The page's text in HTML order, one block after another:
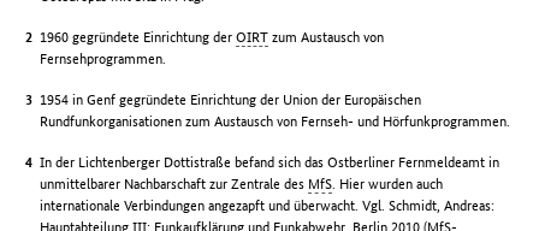
1960 gegründete Einrichtung derOIRT zum Austausch von
Fernsehprogrammen.
1954 in Genf gegründete Einrichtung der Union der Europäischen
Rundfunkorganisationen zum Austausch von Fernseh- und Hörfunkprogrammen.
In der Lichtenberger Dottistraße befand sich das Ostberliner Fernmeldeamt in
unmittelbarer Nachbarschaft zur Zentrale des MfS. Hier wurden auch
internationale Verbindungen angezapft und überwacht. Vgl. Schmidt, Andreas:
Hauptabteilung III: Funkaufklärung und Funkabwehr. Berlin 2010 (MfS-